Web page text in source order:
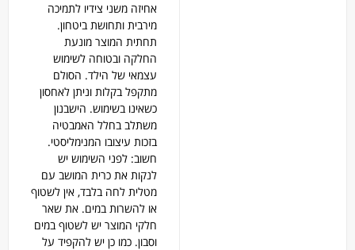
אחיזה משני צידיו לתמיכה
מירבית ותחושת ביטחון.
תחתית המוצר מונעת
החלקה ובטוחה לשימוש
עצמאי של הילד. הסולם
מתקפל בקלות וניתן לאחסון
כשאינו בשימוש. הישבנון
משתלב בחלל האמבטיה
בזכות עיצובו המנימליסטי.
חשוב: לפני השימוש יש
לנקות את כרית המושב עם
מטלית לחה בלבד, אין לשטוף
או להשרות במים. את שאר
חלקי המוצר יש לשטוף במים
וסבון. כמו כן יש להקפיד על